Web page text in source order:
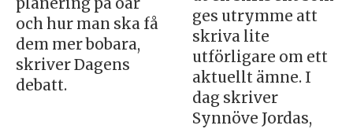
planering på öar
och hur man ska få
dem mer bobara,
skriver Dagens
debatt.
ges utrymme att
skriva lite
utförligare om ett
aktuellt ämne. I
dag skriver
Synnöve Jordas,